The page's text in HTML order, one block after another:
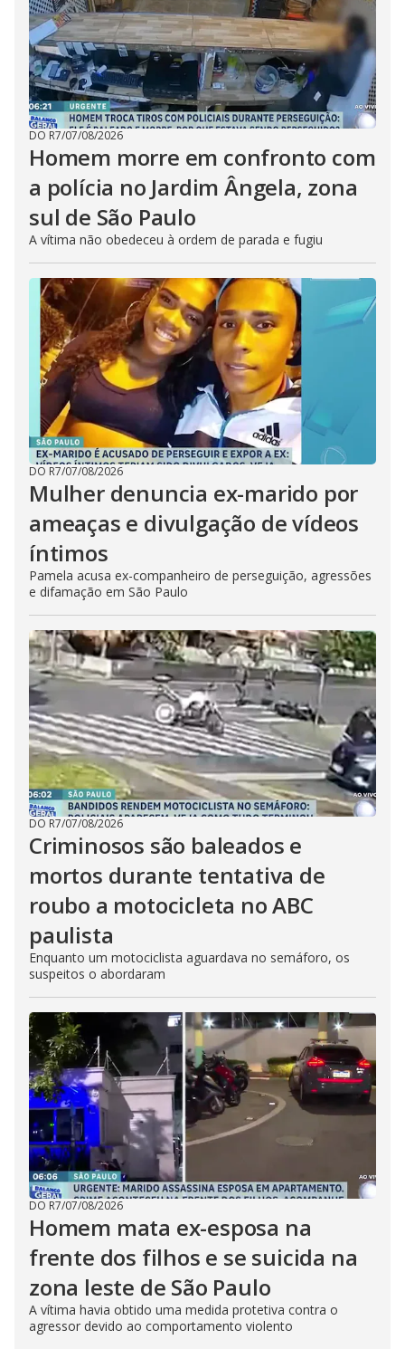
DO R7/07/08/2026
Homem morre em confronto com
a polícia no Jardim Ângela, zona
sul de São Paulo
A vítima não obedeceu à ordem de parada e fugiu
DO R7/07/08/2026
Mulher denuncia ex-marido por
ameaças e divulgação de vídeos
íntimos
Pamela acusa ex-companheiro de perseguição, agressões
e difamação em São Paulo
DO R7/07/08/2026
Criminosos são baleados e
mortos durante tentativa de
roubo a motocicleta no ABC
paulista
Enquanto um motociclista aguardava no semáforo, os
suspeitos o abordaram
DO R7/07/08/2026
Homem mata ex-esposa na
frente dos filhos e se suicida na
zona leste de São Paulo
A vítima havia obtido uma medida protetiva contra o
agressor devido ao comportamento violento